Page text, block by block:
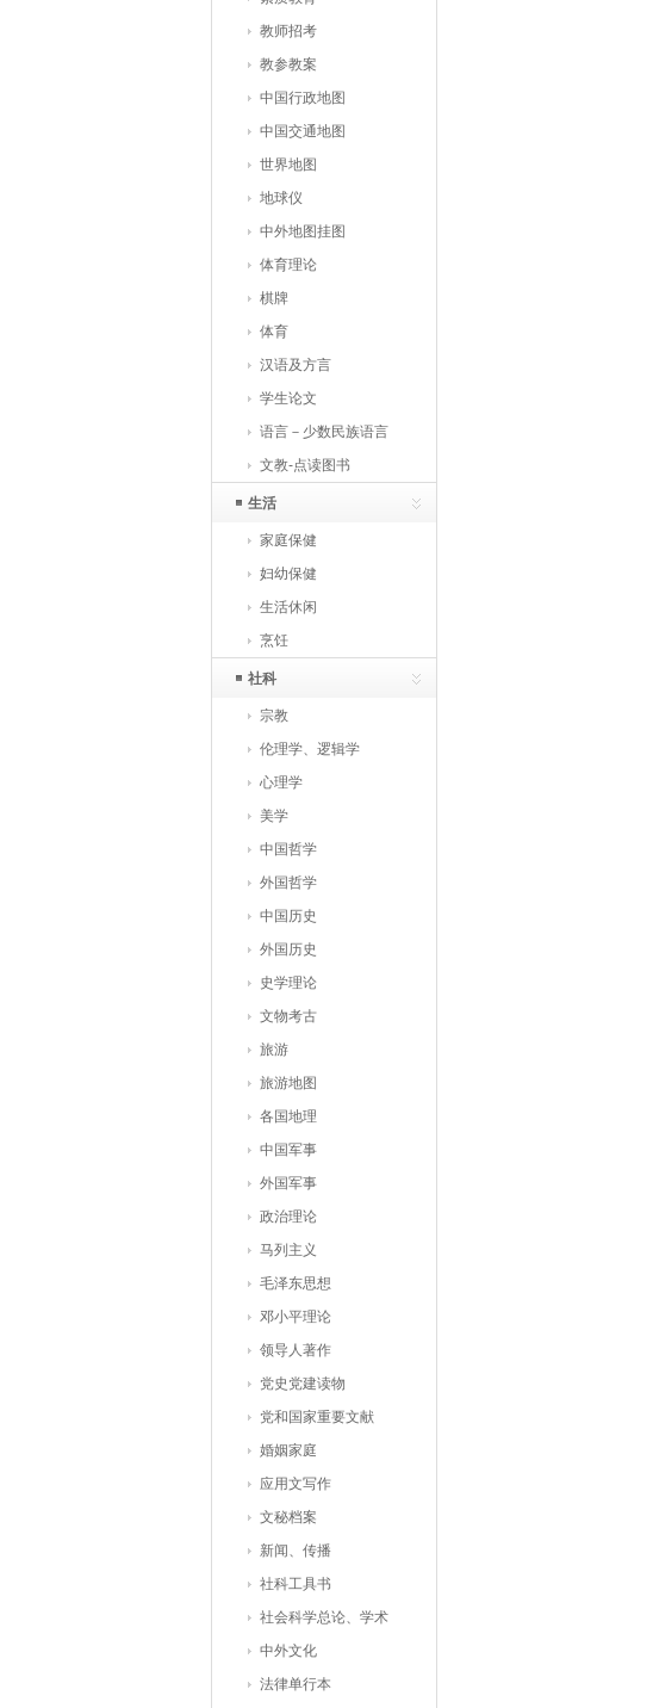
教师招考
教参教案
中国行政地图
中国交通地图
世界地图
地球仪
中外地图挂图
体育理论
棋牌
体育
汉语及方言
学生论文
语言－少数民族语言
文教-点读图书
生活
家庭保健
妇幼保健
生活休闲
烹饪
社科
宗教
伦理学、逻辑学
心理学
美学
中国哲学
外国哲学
中国历史
外国历史
史学理论
文物考古
旅游
旅游地图
各国地理
中国军事
外国军事
政治理论
马列主义
毛泽东思想
邓小平理论
领导人著作
党史党建读物
党和国家重要文献
婚姻家庭
应用文写作
文秘档案
新闻、传播
社科工具书
社会科学总论、学术
中外文化
法律单行本